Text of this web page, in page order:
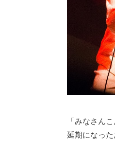
「みなさん
延期になっ